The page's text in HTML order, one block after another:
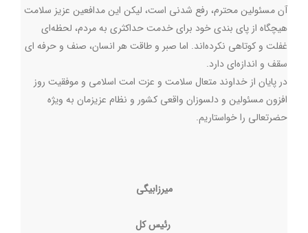
آن مسئولين محترم، رفع شدنی است، لیکن این مدافعین عزیز سلامت
هیچگاه از پای بندی خود برای خدمت حداکثری به مردم، لحظه‌ای
غفلت و کوتاهی نکرده‌اند. اما صبر و طاقت هر انسان، صنف و حرفه ای
سقف و اندازه‌ای دارد.
در پایان از خداوند متعال سلامت و عزت امت اسلامي و موفقیت روز
افزون مسئولين و دلسوزان واقعی كشور و نظام‌ عزیزمان به ویژه
حضرتعالی را خواستاریم.
میرزابیگی
رئیس کل